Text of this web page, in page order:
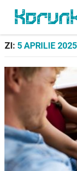
ZI: 5 APRILIE 2025